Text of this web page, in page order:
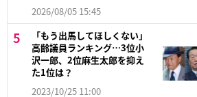
2026/08/05 15:45
「もう出馬してほしくない」
高齢議員ランキング…3位小
沢一郎、2位麻生太郎を抑え
た1位は？
2023/10/25 11:00